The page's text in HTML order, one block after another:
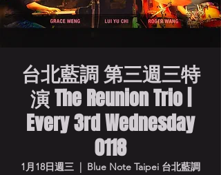
台北藍調 第三週三特
演 The Reunion Trio |
Every 3rd Wednesday
0118
1月18日週三
  |
Blue Note Taipei 台北藍調